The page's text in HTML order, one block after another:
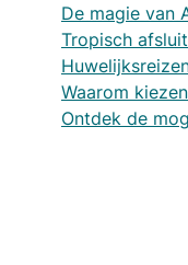
De magie van
Tropisch
Waarom
Ontdek de